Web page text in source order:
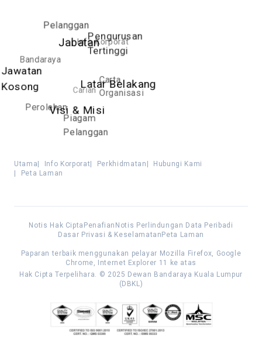
Latar Belakang
Visi & Misi
Piagam
Pelanggan
Carta
Organisasi
Pengurusan
Tertinggi
Jabatan
Jawatan
Kosong
Perolehan
Carian
Info Korporat
Pelanggan
Bandaraya
Utama Info Korporat Perkhidmatan
Hubungi Kami
Peta Laman
Notis Hak Cipta Penafian Notis Perlindungan Data Peribadi
Dasar Privasi & Keselamatan Peta Laman
Paparan terbaik menggunakan pelayar Mozilla Firefox, Google
Chrome, Internet Explorer 11 ke atas
Hak Cipta Terpelihara. © 2025 Dewan Bandaraya Kuala Lumpur
(DBKL)